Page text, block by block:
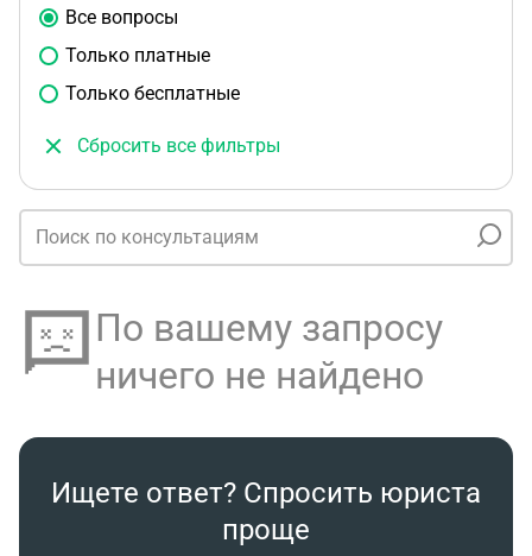
Все вопросы
Только платные
Только бесплатные
Сбросить все фильтры
По вашему запросу
ничего не найдено
Ищете ответ? Спросить юриста
проще